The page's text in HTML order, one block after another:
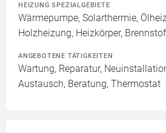
HEIZUNG SPEZIALGEBIETE
Wärmepumpe, Solarthermie,
Holzheizung, Heizkörper,
ANGEBOTENE TÄTIGKEITEN
Wartung, Reparatur,
Austausch, Beratung, Thermostat